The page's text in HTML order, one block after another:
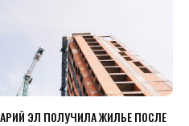
ЭЛ ПОЛУЧИЛА ЖИЛЬЕ ПОСЛЕ